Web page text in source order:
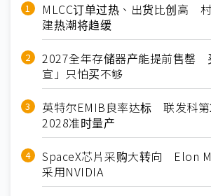
MLCC订单过热、出货比创高
建热潮将趋缓
2027全年存储器产能提前售罄
宣」只怕买不够
英特尔EMIB良率达标 联发科第
2028准时量产
SpaceX芯片采购大转向 Elon
采用NVIDIA